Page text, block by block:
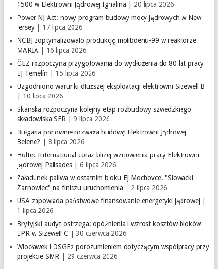
1500 w Elektrowni Jądrowej Ignalina | 20 lipca 2026
Power NJ Act: nowy program budowy mocy jądrowych w New
Jersey| 17 lipca 2026
NCBJ zoptymalizowało produkcję molibdenu-99 w reaktorze
MARIA| 16 lipca 2026
ČEZ rozpoczyna przygotowania do wydłużenia do 80 lat pracy
EJ Temelín | 15 lipca 2026
Uzgodniono warunki dłuższej eksploatacji elektrowni Sizewell B
| 10 lipca 2026
Skanska rozpoczyna kolejny etap rozbudowy szwedzkiego
składowiska SFR| 9 lipca 2026
Bułgaria ponownie rozważa budowę Elektrowni Jądrowej
Belene? | 8 lipca 2026
Holtec International coraz bliżej wznowienia pracy Elektrowni
Jądrowej Palisades| 6 lipca 2026
Załadunek paliwa w ostatnim bloku EJ Mochovce. "Słowacki
Żarnowiec" na finiszu uruchomienia | 2 lipca 2026
USA zapowiada państwowe finansowanie energetyki jądrowej
1 lipca 2026
Brytyjski audyt ostrzega: opóźnienia i wzrost kosztów bloków
EPR w Sizewell C | 30 czerwca 2026
Włocławek i OSGEz porozumieniem dotyczącym współpracy przy
projekcie SMR| 29 czerwca 2026